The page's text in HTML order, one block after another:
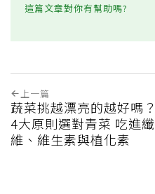
這篇文章對你有幫助嗎?
上一篇
蔬菜挑越漂亮的越好嗎？
4大原則選對青菜 吃進纖
維、維生素與植化素